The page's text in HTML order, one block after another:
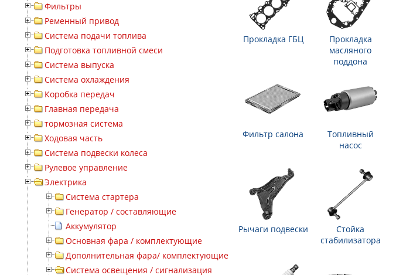
Фильтры
Ременный привод
Система подачи топлива
Подготовка топливной смеси
Система выпуска
Система охлаждения
Коробка передач
Главная передача
тормозная система
Ходовая часть
Система подвески колеса
Рулевое управление
Электрика
Система стартера
Генератор / составляющие
Аккумулятор
Основная фара / комплектующие
Дополнительная фара/ комплектующие
Система освещения / сигнализация
Прокладка ГБЦ
Прокладка
масляного
поддона
Фильтр салона
Топливный
насос
Рычаги подвески
Стойка
стабилизатора